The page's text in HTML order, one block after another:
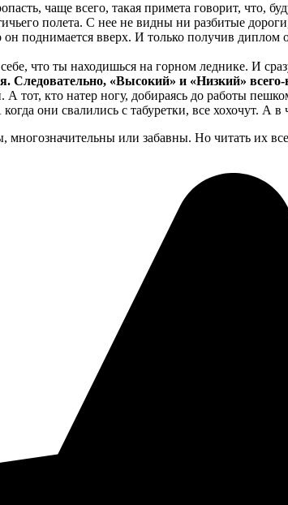
чаще всего, такая примета говорит, что,
полета. С нее не видны ни разбитые
поднимается вверх. И только получив
что ты находишься на горном леднике. И
«Высокий» и «Низкий» всего-
А тот, кто натер ногу, добираясь до работы
они свалились с табуретки, все хохочут. А
или забавны. Но читать их